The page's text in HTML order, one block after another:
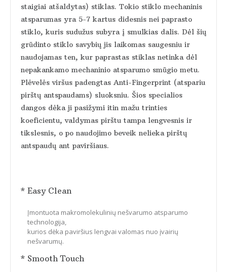
staigiai atšaldytas) stiklas. Tokio stiklo mechaninis
atsparumas yra 5-7 kartus didesnis nei paprasto
stiklo, kuris sudužus subyra į smulkias dalis. Dėl šių
grūdinto stiklo savybių jis laikomas saugesniu ir
naudojamas ten, kur paprastas stiklas netinka dėl
nepakankamo mechaninio atsparumo smūgio metu.
Plėvelės viršus padengtas Anti-Fingerprint (atspariu
pirštų antspaudams) sluoksniu. Šios specialios
dangos dėka ji pasižymi itin mažu trinties
koeficientu, valdymas pirštu tampa lengvesnis ir
tikslesnis, o po naudojimo beveik nelieka pirštų
antspaudų ant paviršiaus.
* Easy Clean
Įmontuota makromolekulinių nešvarumo atsparumo
technologija,
kurios dėka paviršius lengvai valomas nuo įvairių
nešvarumų.
* Smooth Touch